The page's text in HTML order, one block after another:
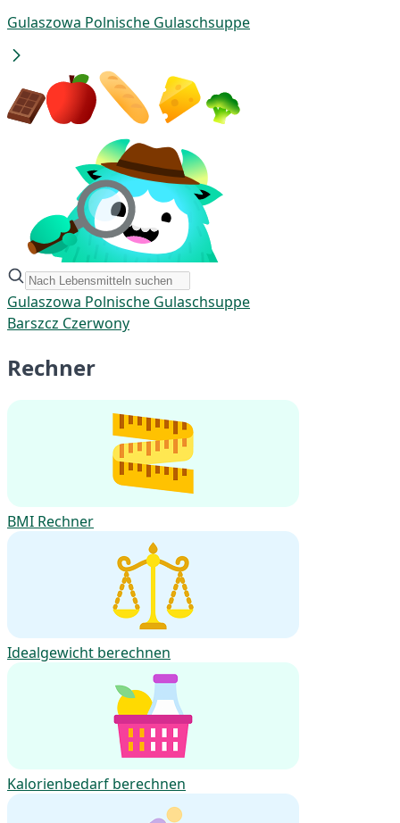
Gulaszowa Polnische Gulaschsuppe
Gulaszowa Polnische Gulaschsuppe
Barszcz Czerwony
Rechner
BMI Rechner
Idealgewicht berechnen
Kalorienbedarf berechnen